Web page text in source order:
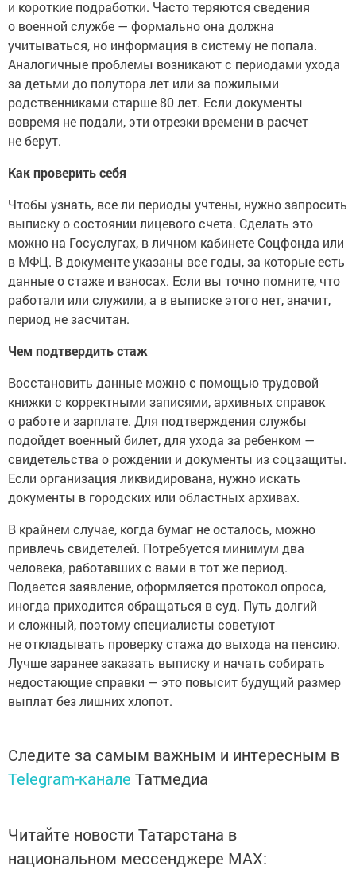
и короткие подработки. Часто теряются сведения
о военной службе — формально она должна
учитываться, но информация в систему не попала.
Аналогичные проблемы возникают с периодами ухода
за детьми до полутора лет или за пожилыми
родственниками старше 80 лет. Если документы
вовремя не подали, эти отрезки времени в расчет
не берут.
Как проверить себя
Чтобы узнать, все ли периоды учтены, нужно запросить
выписку о состоянии лицевого счета. Сделать это
можно на Госуслугах, в личном кабинете Соцфонда или
в МФЦ. В документе указаны все годы, за которые есть
данные о стаже и взносах. Если вы точно помните, что
работали или служили, а в выписке этого нет, значит,
период не засчитан.
Чем подтвердить стаж
Восстановить данные можно с помощью трудовой
книжки с корректными записями, архивных справок
о работе и зарплате. Для подтверждения службы
подойдет военный билет, для ухода за ребенком —
свидетельства о рождении и документы из соцзащиты.
Если организация ликвидирована, нужно искать
документы в городских или областных архивах.
В крайнем случае, когда бумаг не осталось, можно
привлечь свидетелей. Потребуется минимум два
человека, работавших с вами в тот же период.
Подается заявление, оформляется протокол опроса,
иногда приходится обращаться в суд. Путь долгий
и сложный, поэтому специалисты советуют
не откладывать проверку стажа до выхода на пенсию.
Лучше заранее заказать выписку и начать собирать
недостающие справки — это повысит будущий размер
выплат без лишних хлопот.
Следите за самым важным и интересным в
Telegram-канале Татмедиа
Читайте новости Татарстана в
национальном мессенджере MАХ: